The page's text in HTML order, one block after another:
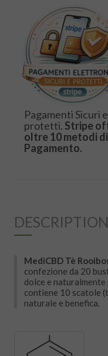
Pagamenti Sicuri e
protetti. Stripe
oltre 10 metodi di
Pagamento.
DESCRIPTION
MediCBD Tè
confezione da 20
dolce e
contiene 10 scatole
naturale e benefica.